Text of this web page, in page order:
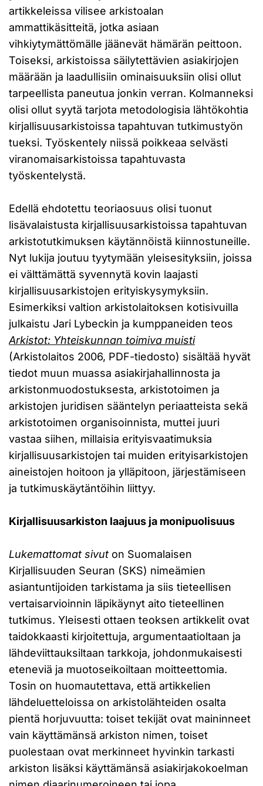
artikkeleissa vilisee arkistoalan
ammattikäsitteitä, jotka asiaan
vihkiytymättömälle jäänevät hämärän peittoon.
Toiseksi, arkistoissa säilytettävien asiakirjojen
määrään ja laadullisiin ominaisuuksiin olisi ollut
tarpeellista paneutua jonkin verran. Kolmanneksi
olisi ollut syytä tarjota metodologisia lähtökohtia
kirjallisuusarkistoissa tapahtuvan tutkimustyön
tueksi. Työskentely niissä poikkeaa selvästi
viranomaisarkistoissa tapahtuvasta
työskentelystä.
Edellä ehdotettu teoriaosuus olisi tuonut
lisävalaistusta kirjallisuusarkistoissa tapahtuvan
arkistotutkimuksen käytännöistä kiinnostuneille.
Nyt lukija joutuu tyytymään yleisesityksiin, joissa
ei välttämättä syvennytä kovin laajasti
kirjallisuusarkistojen erityiskysymyksiin.
Esimerkiksi valtion arkistolaitoksen kotisivuilla
julkaistu Jari Lybeckin ja kumppaneiden teos
Arkistot: Yhteiskunnan toimiva muisti
(Arkistolaitos 2006, PDF-tiedosto) sisältää hyvät
tiedot muun muassa asiakirjahallinnosta ja
arkistonmuodostuksesta, arkistotoimen ja
arkistojen juridisen sääntelyn periaatteista sekä
arkistotoimen organisoinnista, muttei juuri
vastaa siihen, millaisia erityisvaatimuksia
kirjallisuusarkistojen tai muiden erityisarkistojen
aineistojen hoitoon ja ylläpitoon, järjestämiseen
ja tutkimuskäytäntöihin liittyy.
Kirjallisuusarkiston laajuus ja monipuolisuus
Lukemattomat sivut on Suomalaisen
Kirjallisuuden Seuran (SKS) nimeämien
asiantuntijoiden tarkistama ja siis tieteellisen
vertaisarvioinnin läpikäynyt aito tieteellinen
tutkimus. Yleisesti ottaen teoksen artikkelit ovat
taidokkaasti kirjoitettuja, argumentaatioltaan ja
lähdeviittauksiltaan tarkkoja, johdonmukaisesti
eteneviä ja muotoseikoiltaan moitteettomia.
Tosin on huomautettava, että artikkelien
lähdeluetteloissa on arkistolähteiden osalta
pientä horjuvuutta: toiset tekijät ovat maininneet
vain käyttämänsä arkiston nimen, toiset
puolestaan ovat merkinneet hyvinkin tarkasti
arkiston lisäksi käyttämänsä asiakirjakokoelman